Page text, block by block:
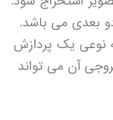
بعدی می باشد.
نوعی یک پردازش
آن می تواند